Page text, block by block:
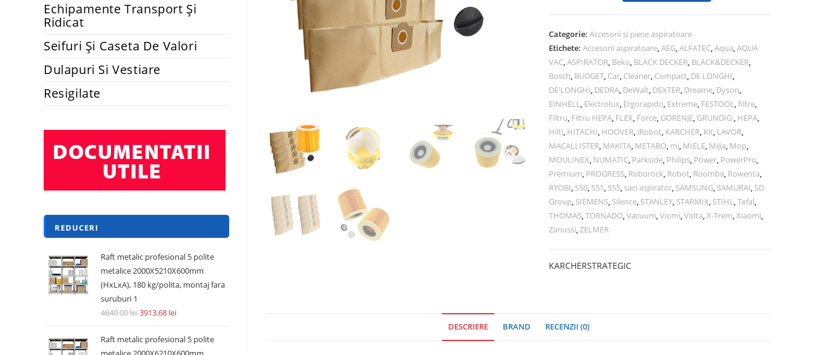
Categorie:Accesorii si piese aspiratoare
Etichete:Accesorii aspiratoare,AEG,ALFATEC,Aqua,AQUA
VAC,ASPIRATOR, Beko, BLACK DECKER, BLACK&DECKER,
Bosch, BUDGET, Car, Cleaner, Compact, DE LONGHI,
DE'LONGHI, DEDRA, DeWalt, DEXTER, Dreame, Dyson,
EINHELL, Electrolux, Ergorapido, Extreme, FESTOOL,filtre,
Filtru, Filtru HEPA, FLEX, Force, GORENJE, GRUNDIG:, HEPA,
Hilti, HITACHI, HOOVER, iRobot, KARCHER, Kit, LAVOR,
MACALLISTER, MAKITA, METABO, mi, MIELE, Mijia, Mop,
MOULINEX, NUMATIC, Parkside, Philips, Power, PowerPro,
Premium, PROGRESS, Roborock, Robot, Roomba, Rowenta,
RYOBI, S50, S51, S55, saci aspirator, SAMSUNG, SAMURAI, SD
Group, SIEMENS, Silence, STANLEY, STARMIX, STIHL,Tefal,
THOMAS,TORNADO,Vacuum,Viomi,Volta,X-Trem,Xiaomi,
Zanussi,ZELMER
KARCHERSTRATEGIC
DESCRIERE BRAND RECENZII (0)
Echipamente Transport Și
Ridicat
Seifuri Și Caseta De Valori
Dulapuri Si Vestiare
Resigilate
REDUCERI
Raft metalic profesional 5 polite
metalice 2000X5210X600mm
(HxLxA), 180 kg/polita, montaj fara
suruburi 1
4840.00lei3913.68 lei
Raft metalic profesional 5 polite